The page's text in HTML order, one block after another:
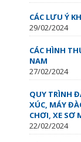
CÁC LƯU Ý
29/02/2024
CÁC HÌNH
NAM
27/02/2024
QUY TRÌNH
XÚC, MÁY
CHƠI, XE SƠ
22/02/2024